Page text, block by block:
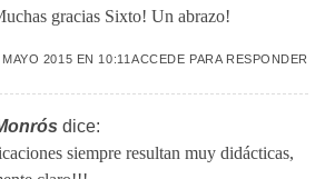
gracias Sixto! Un abrazo!
MAYO 2015 EN 10:11ACCEDE PARA RESPONDER
dice:
siempre resultan muy didácticas,